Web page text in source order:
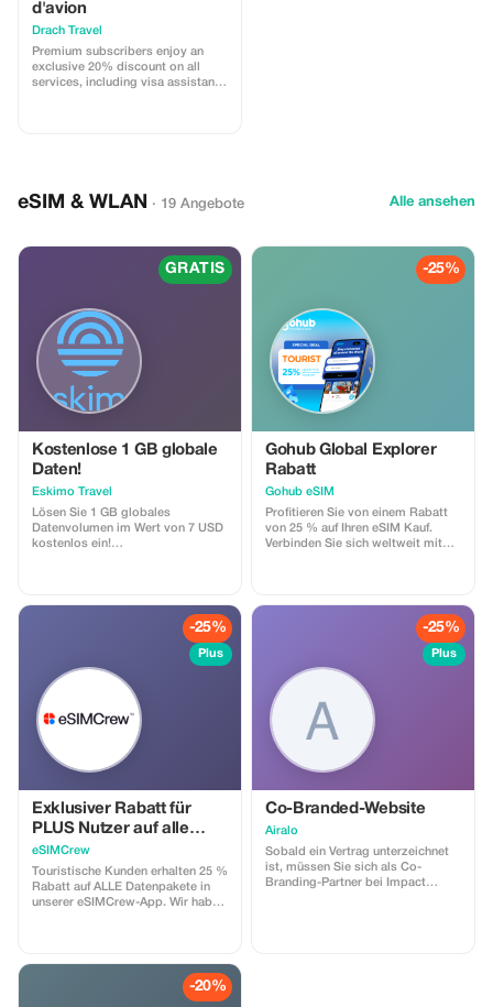
d'avion
Drach Travel
Premium subscribers enjoy an
exclusive 20% discount on all
services, including visa assistance
eSIM & WLAN · 19 Angebote Alle ansehen
GRATIS
Kostenlose 1 GB globale
Daten!
Eskimo Travel
Lösen Sie 1 GB globales
Datenvolumen im Wert von 7 USD
kostenlos ein!
• Gültig bis 15.10.2026
-25%
Gohub Global Explorer
Rabatt
Gohub eSIM
Profitieren Sie von einem Rabatt
von 25 % auf Ihren eSIM Kauf.
Verbinden Sie sich weltweit mit
-25%
Plus
Exklusiver Rabatt für
PLUS Nutzer auf alle
Datenpakete und
Nachladungen –
mehrfach verwendbar
eSIMCrew
Touristische Kunden erhalten 25 %
Rabatt auf ALLE Datenpakete in
unserer eSIMCrew-App. Wir haben
Netzwerken in den meisten
Ländern anbieten. Die eSIMCrew-
App ist sehr einfach zu bedienen
-25%
Plus
Co-Branded-Website
Airalo
Sobald ein Vertrag unterzeichnet
ist, müssen Sie sich als Co-
Branding-Partner bei Impact
-20%